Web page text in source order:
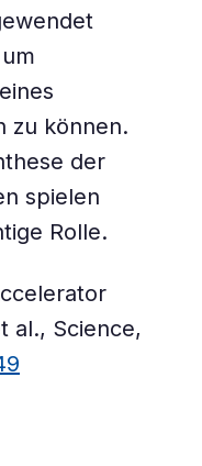
zu können.
der
spielen
Rolle.
al., Science,